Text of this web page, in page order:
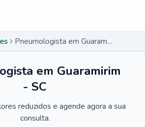
Pneumologista em Guaramirim - SC
em Guaramirim
- SC
reduzidos e agende agora a sua
consulta.